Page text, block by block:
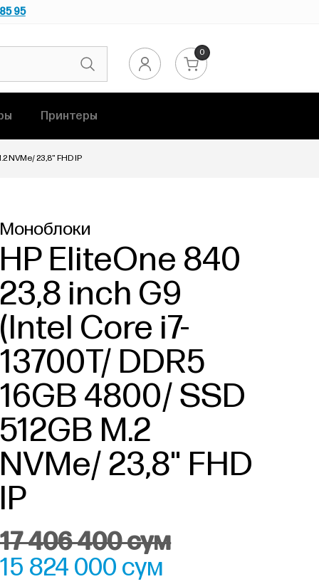
95
0
Принтеры
NVMe/ 23,8" FHD IP
Моноблоки
HP EliteOne 840
23,8 inch G9
(Intel Core i7-
13700T/ DDR5
16GB 4800/ SSD
512GB M.2
NVMe/ 23,8" FHD
IP
17 406 400 сум
15 824 000 сум